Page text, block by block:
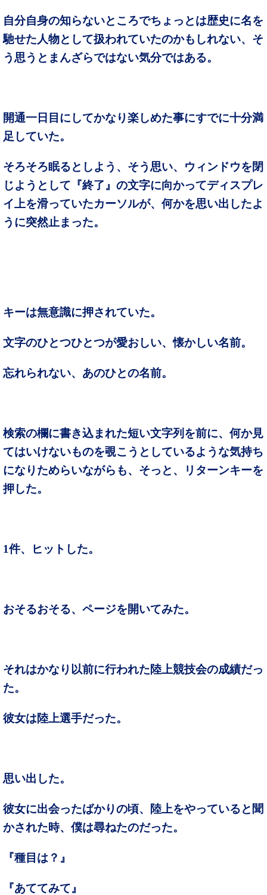
自分自身の知らないところでちょっとは歴史に名を
馳せた人物として扱われていたのかもしれない、そ
う思うとまんざらではない気分ではある。
開通一日目にしてかなり楽しめた事にすでに十分満
足していた。
そろそろ眠るとしよう、そう思い、ウィンドウを閉
じようとして『終了』の文字に向かってディスプレ
イ上を滑っていたカーソルが、何かを思い出したよ
うに突然止まった。
キーは無意識に押されていた。
文字のひとつひとつが愛おしい、懐かしい名前。
忘れられない、あのひとの名前。
検索の欄に書き込まれた短い文字列を前に、何か見
てはいけないものを覗こうとしているような気持ち
になりためらいながらも、そっと、リターンキーを
押した。
1件、ヒットした。
おそるおそる、ページを開いてみた。
それはかなり以前に行われた陸上競技会の成績だっ
た。
彼女は陸上選手だった。
思い出した。
彼女に出会ったばかりの頃、陸上をやっていると聞
かされた時、僕は尋ねたのだった。
『種目は？』
『あててみて』